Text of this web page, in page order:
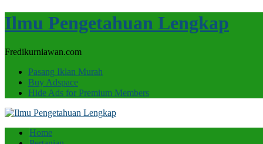
Ilmu Pengetahuan Lengkap
Fredikurniawan.com
Pasang Iklan Murah
Buy Adspace
Hide Ads for Premium Members
Home